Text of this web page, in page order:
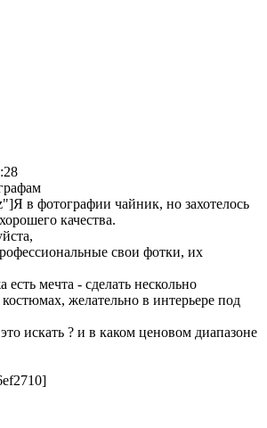
в фотографии чайник, но захотелось
качества.
свои фотки, их
мечта - сделать нескольно
желательно в интерьере под
искать ? и в каком ценовом диапазоне